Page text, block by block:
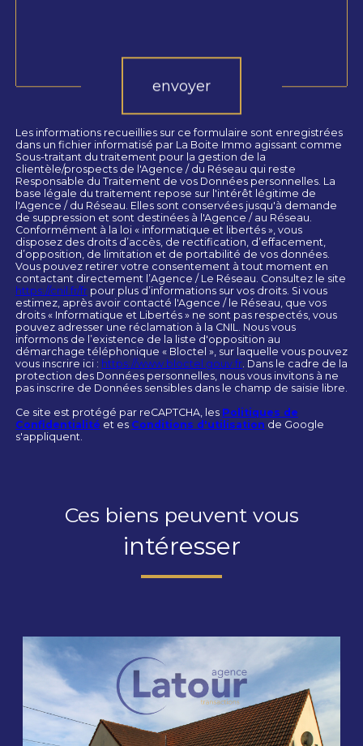
envoyer
Les informations recueillies sur ce formulaire sont enregistrées
dans un fichier informatisé par La Boite Immo agissant comme
Sous-traitant du traitement pour la gestion de la
clientèle/prospects de l'Agence / du Réseau qui reste
Responsable du Traitement de vos Données personnelles. La
base légale du traitement repose sur l'intérêt légitime de
l'Agence / du Réseau. Elles sont conservées jusqu'à demande
de suppression et sont destinées à l'Agence / au Réseau.
Conformément à la loi « informatique et libertés », vous
disposez des droits d’accès, de rectification, d’effacement,
d’opposition, de limitation et de portabilité de vos données.
Vous pouvez retirer votre consentement à tout moment en
contactant directement l’Agence / Le Réseau. Consultez le site
https://cnil.fr/fr pour plus d’informations sur vos droits. Si vous
estimez, après avoir contacté l'Agence / le Réseau, que vos
droits « Informatique et Libertés » ne sont pas respectés, vous
pouvez adresser une réclamation à la CNIL. Nous vous
informons de l’existence de la liste d'opposition au
démarchage téléphonique « Bloctel », sur laquelle vous pouvez
vous inscrire ici : https://www.bloctel.gouv.fr. Dans le cadre de la
protection des Données personnelles, nous vous invitons à ne
pas inscrire de Données sensibles dans le champ de saisie libre.
Ce site est protégé par reCAPTCHA, les Politiques de
Confidentialité et es Conditions d'utilisation de Google
s'appliquent.
Ces biens peuvent vous
intéresser